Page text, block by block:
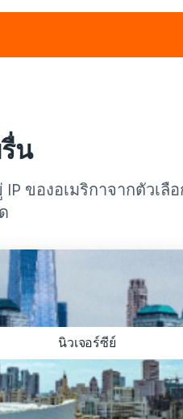
น
ของอเมริกาจากตัวเ
นิวเจอร์ซีย์